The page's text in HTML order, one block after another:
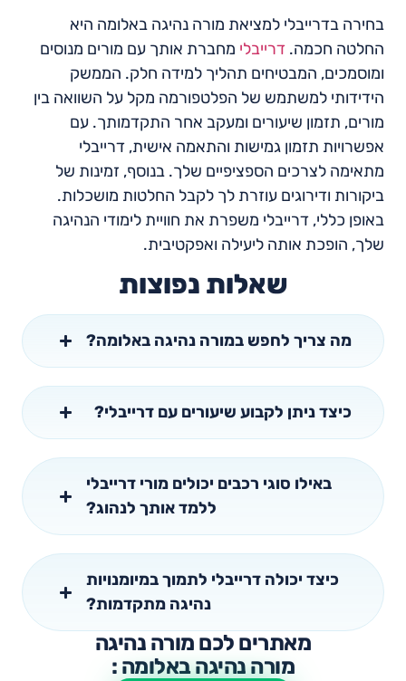
בחירה בדרייבלי למציאת מורה נהיגה באלומה היא
החלטה חכמה. דרייבלי מחברת אותך עם מורים מנוסים
ומוסמכים, המבטיחים תהליך למידה חלק. הממשק
הידידותי למשתמש של הפלטפורמה מקל על השוואה בין
מורים, תזמון שיעורים ומעקב אחר התקדמותך. עם
אפשרויות תזמון גמישות והתאמה אישית, דרייבלי
מתאימה לצרכים הספציפיים שלך. בנוסף, זמינות של
ביקורות ודירוגים עוזרת לך לקבל החלטות מושכלות.
באופן כללי, דרייבלי משפרת את חוויית לימודי הנהיגה
שלך, הופכת אותה ליעילה ואפקטיבית.
שאלות נפוצות
מה צריך לחפש במורה נהיגה באלומה?
כיצד ניתן לקבוע שיעורים עם דרייבלי?
באילו סוגי רכבים יכולים מורי דרייבלי
ללמד אותך לנהוג?
כיצד יכולה דרייבלי לתמוך במיומנויות
נהיגה מתקדמות?
מאתרים לכם מורה נהיגה
מורה נהיגה באלומה :